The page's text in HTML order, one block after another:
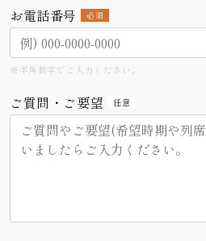
お電話番号 必須
※半角数字でご入力ください。
ご質問・ご要望 任意